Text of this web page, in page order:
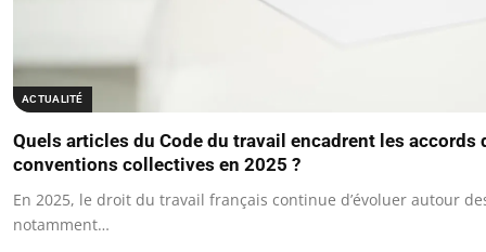
ACTUALITÉ
Quels articles du Code du travail encadrent les accords
conventions collectives en 2025 ?
En 2025, le droit du travail français continue d’évoluer autour
notamment…